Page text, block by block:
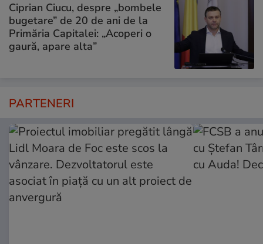
Ciprian Ciucu, despre „bombele
bugetare” de 20 de ani de la
Primăria Capitalei: „Acoperi o
gaură, apare alta”
PARTENERI